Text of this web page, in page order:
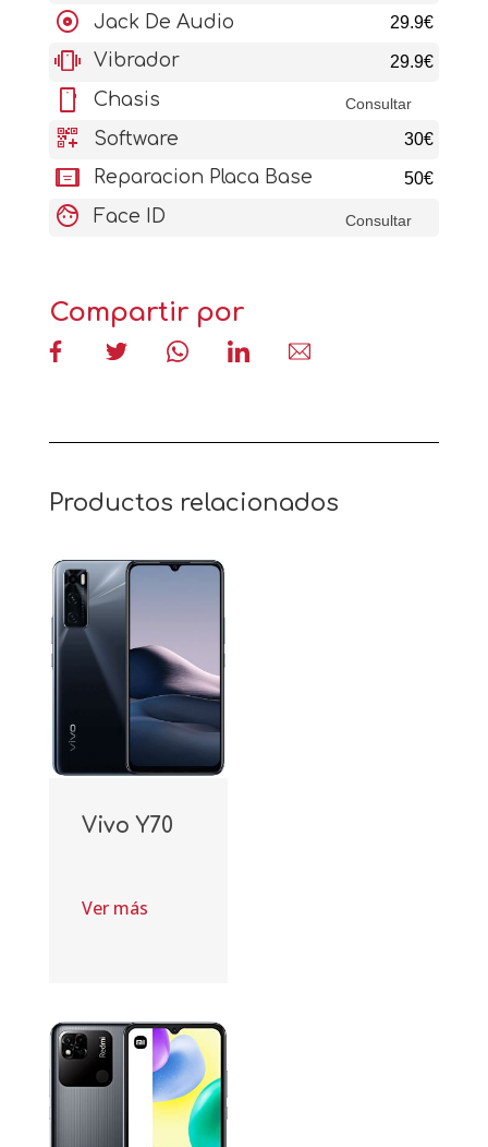
album Jack De Audio 29.9€
vibration Vibrador 29.9€
stay_current_portrait Chasis Consultar
qr_code_2_add Software 30€
aod_tablet Reparacion Placa Base 50€
face Face ID Consultar
Compartir por
Productos relacionados
Vivo Y70
Ver más